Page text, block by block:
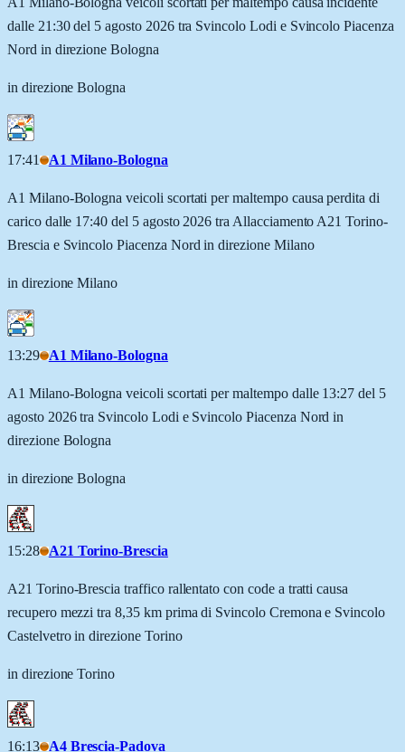
dalle 21:30 del 5 agosto 2026 tra Svincolo Lodi e Svincolo Piacenza
Nord in direzione Bologna
in direzione Bologna
17:41 A1 Milano-Bologna
A1 Milano-Bologna veicoli scortati per maltempo causa perdita di
carico dalle 17:40 del 5 agosto 2026 tra Allacciamento A21 Torino-
Brescia e Svincolo Piacenza Nord in direzione Milano
in direzione Milano
13:29 A1 Milano-Bologna
A1 Milano-Bologna veicoli scortati per maltempo dalle 13:27 del 5
agosto 2026 tra Svincolo Lodi e Svincolo Piacenza Nord in
direzione Bologna
in direzione Bologna
15:28 A21 Torino-Brescia
A21 Torino-Brescia traffico rallentato con code a tratti causa
recupero mezzi tra 8,35 km prima di Svincolo Cremona e Svincolo
Castelvetro in direzione Torino
in direzione Torino
16:13 A4 Brescia-Padova